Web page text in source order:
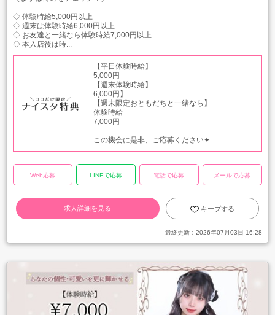
◇ 体験時給5,000円以上
◇ 週末は体験時給6,000円以上
◇ お友達と一緒なら体験時給7,000円以上
◇ 本入店後は時...
【平日体験時給】
5,000円
【週末体験時給】
6,000円】
【週末限定おともだちと一緒なら】
体験時給
7,000円
この機会に是非、ご応募ください✦
Web応募 LINEで応募 電話で応募 メールで応募
求人詳細を見る キープする
最終更新： 2026年07月03日 16:28